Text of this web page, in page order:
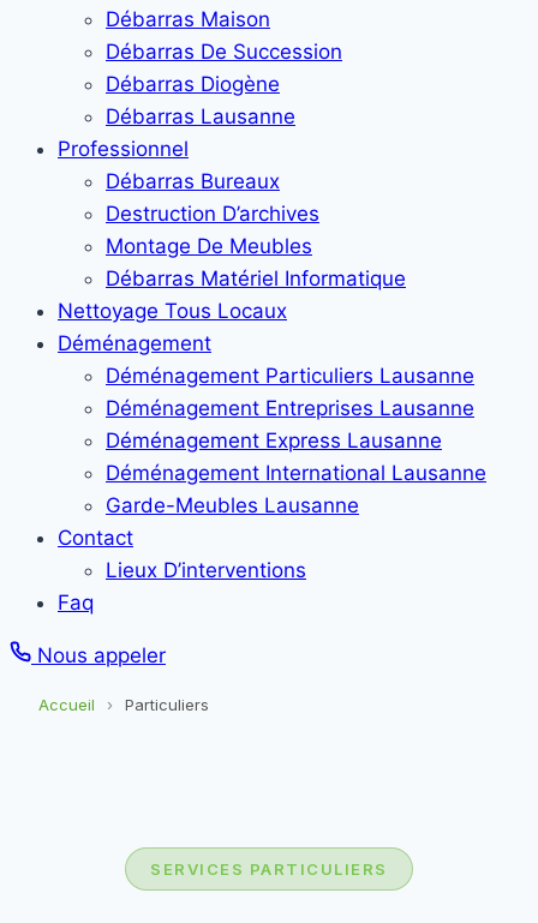
Débarras Maison
Débarras De Succession
Débarras Diogène
Débarras Lausanne
Professionnel
Débarras Bureaux
Destruction D’archives
Montage De Meubles
Débarras Matériel Informatique
Nettoyage Tous Locaux
Déménagement
Déménagement Particuliers Lausanne
Déménagement Entreprises Lausanne
Déménagement Express Lausanne
Déménagement International Lausanne
Garde-Meubles Lausanne
Contact
Lieux D’interventions
Faq
Nous appeler
Accueil › Particuliers
SERVICES PARTICULIERS